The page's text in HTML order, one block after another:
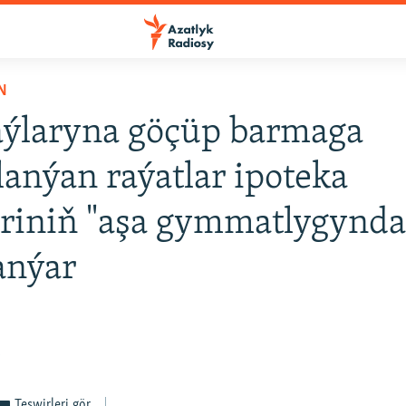
göçüp barmaga
raýatlar ipoteka
"aşa